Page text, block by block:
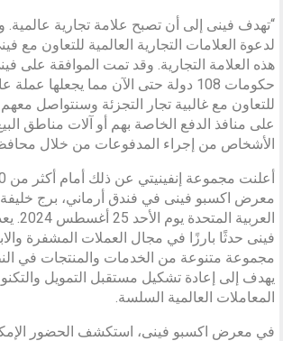
“تهدف فينى إلى أن تصبح علامة تجارية عالمية.
لدعوة العلامات التجارية العالمية للتعاون مع
هذه العلامة التجارية. وقد تمت الموافقة على
حكومات 108 دولة حتى الآن مما يجعلها
للتعاون مع غالبية تجار التجزئة وسنتواصل
على منافذ الدفع الخاصة بهم أو آلات مناطق
الأشخاص من إجراء المدفوعات من خلال
معرض اكسبو فينى في فندق أرماني، برج خليفة،
العربية
فينى حدثًا بارزًا في مجال العملات المشفرة
مجموعة متنوعة من الخدمات والمنتجات في
يهدف إلى إعادة تشكيل مستقبل التمويل
المعاملات العالمية السلسة.
في معرض اكسبو فينى، استكشف الحضور